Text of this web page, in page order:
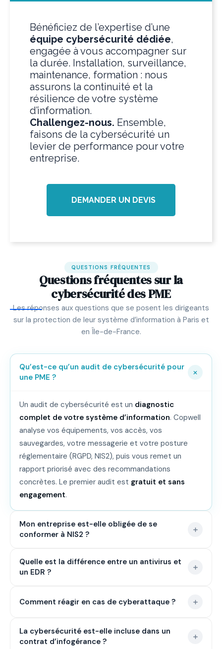
Bénéficiez de l’expertise d’une
équipe cybersécurité dédiée,
engagée à vous accompagner sur
la durée. Installation, surveillance,
maintenance, formation : nous
assurons la continuité et la
résilience de votre système
d’information.
Challengez-nous. Ensemble,
faisons de la cybersécurité un
levier de performance pour votre
entreprise.
DEMANDER UN DEVIS
QUESTIONS FRÉQUENTES
Questions fréquentes sur la
cybersécurité des PME
Les réponses aux questions que se posent les dirigeants
sur la protection de leur système d’information à Paris et
en Île-de-France.
Qu’est-ce qu’un audit de cybersécurité pour
une PME ?
Un audit de cybersécurité est un diagnostic
complet de votre système d’information. Copwell
analyse vos équipements, vos accès, vos
sauvegardes, votre messagerie et votre posture
réglementaire (RGPD, NIS2), puis vous remet un
rapport priorisé avec des recommandations
concrètes. Le premier audit est gratuit et sans
engagement.
Mon entreprise est-elle obligée de se
conformer à NIS2 ?
Si votre entreprise emploieplus de 50 salariés ou
réalise plus de 10 M€ de CA
traitant d’une grande entreprise soumise à NIS2, vous
aider à le vérifier et à vous mettre en conformité.
Lire notre guide NIS2 complet →
Quelle est la différence entre un antivirus et
un EDR ?
Un antivirus classique détecte les menaces
Detection & Response)
comportements suspects en temps réel, détecte
Comment réagir en cas de cyberattaque ?
La première chose à faire :déconnecter les
équipements du réseau sans les éteindre
La cybersécurité est-elle incluse dans un
contrat d’infogérance ?